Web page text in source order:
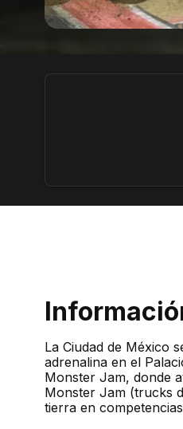
La Ciudad de México
adrenalina en el
Monster Jam, donde
Monster Jam (trucks
tierra en